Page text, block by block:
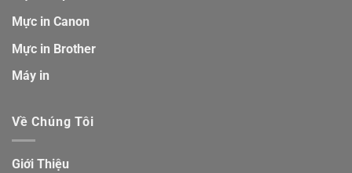
Mực in Canon
Mực in Brother
Máy in
Về Chúng Tôi
Giới Thiệu